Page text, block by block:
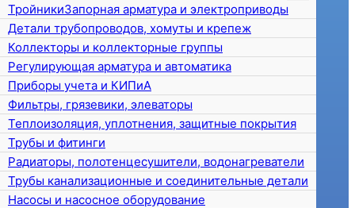
ТройникиЗапорная арматура и электроприводы
Детали трубопроводов, хомуты и крепеж
Коллекторы и коллекторные группы
Регулирующая арматура и автоматика
Приборы учета и КИПиА
Фильтры, грязевики, элеваторы
Теплоизоляция, уплотнения, защитные покрытия
Трубы и фитинги
Радиаторы, полотенцесушители, водонагреватели
Трубы канализационные и соединительные детали
Насосы и насосное оборудование